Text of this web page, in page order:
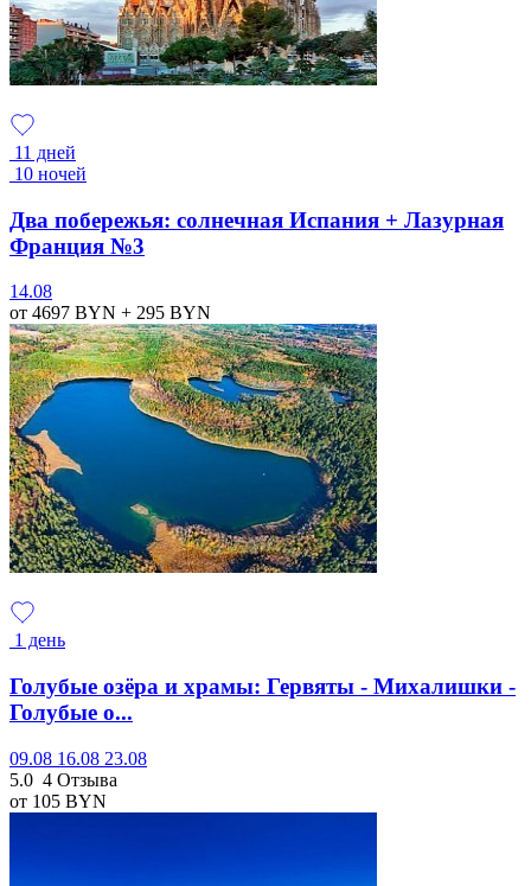
11 дней
10 ночей
Два побережья: солнечная Испания + Лазурная
Франция №3
14.08
от 4697 BYN + 295 BYN
1 день
Голубые озёра и храмы: Гервяты - Михалишки -
Голубые о...
09.08 16.08 23.08
5.0 4 Отзыва
от 105 BYN